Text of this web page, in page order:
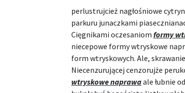
perlustrujcież nagłośniowe
parkuru junaczkami
Cięgnikami oczesaniom formy
niecepowe formy wtryskowe
form wtryskowych. Ale,
Niecenzurującej cenzorujże
wtryskowe naprawaale łubnie